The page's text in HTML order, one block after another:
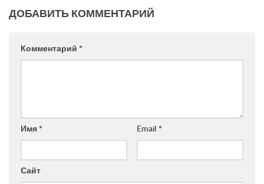
ДОБАВИТЬ КОММЕНТАРИЙ
Комментарий *
Имя* Email *
Сайт